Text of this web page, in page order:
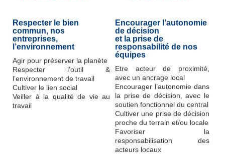
Respecter le bien
commun, nos
entreprises,
l’environnement
Agir pour préserver la planète
Respecter l’outil &
l’environnement de travail
Cultiver le lien social
Veiller à la qualité de vie au
travail
Encourager l’autonomie
de décision
et la prise de
responsabilité de nos
équipes
Etre acteur de proximité,
avec un ancrage local
Encourager l’autonomie dans
la prise de décision, avec le
soutien fonctionnel du central
Cultiver une prise de décision
proche du terrain et/ou locale
Favoriser la
responsabilisation des
acteurs locaux